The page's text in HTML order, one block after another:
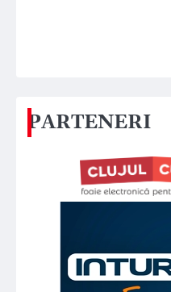
PARTENERI